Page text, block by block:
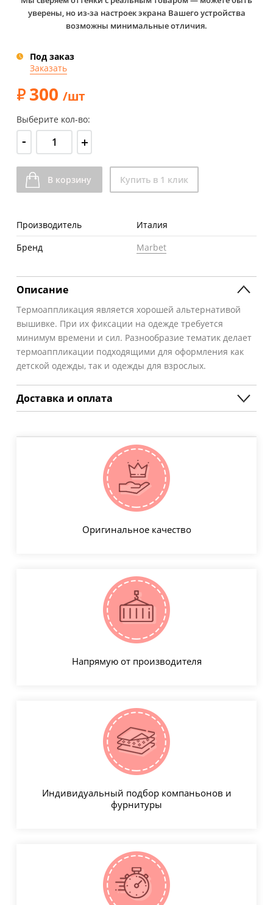
уверены, но из-за настроек экрана Вашего устройства
возможны минимальные отличия.
Под заказ
Заказать
300 /шт
Выберите кол-во:
- +
В корзину Купить в 1 клик
Производитель
Италия
Бренд
Marbet
Описание
Термоаппликация является хорошей альтернативой
вышивке. При их фиксации на одежде требуется
минимум времени и сил. Разнообразие тематик делает
термоаппликации подходящими для оформления как
детской одежды, так и одежды для взрослых.
Доставка и оплата
Оригинальное качество
Напрямую от производителя
Индивидуальный подбор компаньонов и
фурнитуры